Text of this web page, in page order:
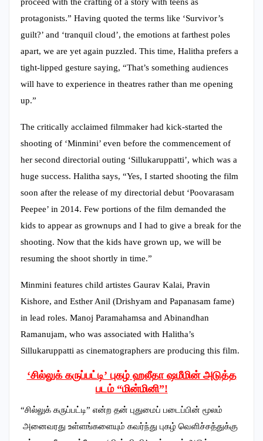
protagonists.” Having quoted the terms like ‘Survivor’s
guilt?’ and ‘tranquil cloud’, the emotions at farthest poles
apart, we are yet again puzzled. This time, Halitha prefers a
tight-lipped gesture saying, “That’s something audiences
will have to experience in theatres rather than me opening
up.”
The critically acclaimed filmmaker had kick-started the
shooting of ‘Minmini’ even before the commencement of
her second directorial outing ‘Sillukaruppatti’, which was a
huge success. Halitha says, “Yes, I started shooting the film
soon after the release of my directorial debut ‘Poovarasam
Peepee’ in 2014. Few portions of the film demanded the
kids to appear as grownups and I had to give a break for the
shooting. Now that the kids have grown up, we will be
resuming the shoot shortly in time.”
Minmini features child artistes Gaurav Kalai, Pravin
Kishore, and Esther Anil (Drishyam and Papanasam fame)
in lead roles. Manoj Paramahamsa and Abinandhan
Ramanujam, who was associated with Halitha’s
Sillukaruppatti as cinematographers are producing this film.
‘சில்லுக் கருப்பட்டி’ புகழ் ஹலீதா ஷமீமின் அடுத்த
படம் “மின்மினி”!
“சில்லுக் கருப்பட்டி” என்ற தன் புதுமைப் படைப்பின் மூலம்
அனைவரது உள்ளங்களையும் கவர்ந்து புகழ் வெளிச்சத்துக்கு